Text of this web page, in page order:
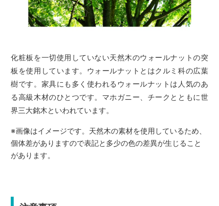
化粧板を一切使用していない天然木のウォールナットの突
板を使用しています。ウォールナットとはクルミ科の広葉
樹です。家具にも多く使われるウォールナットは人気のあ
る高級木材のひとつです。マホガニー、チークとともに世
界三大銘木といわれています。
※画像はイメージです。天然木の素材を使用しているため、
個体差がありますので表記と多少の色の差異が生じること
があります。